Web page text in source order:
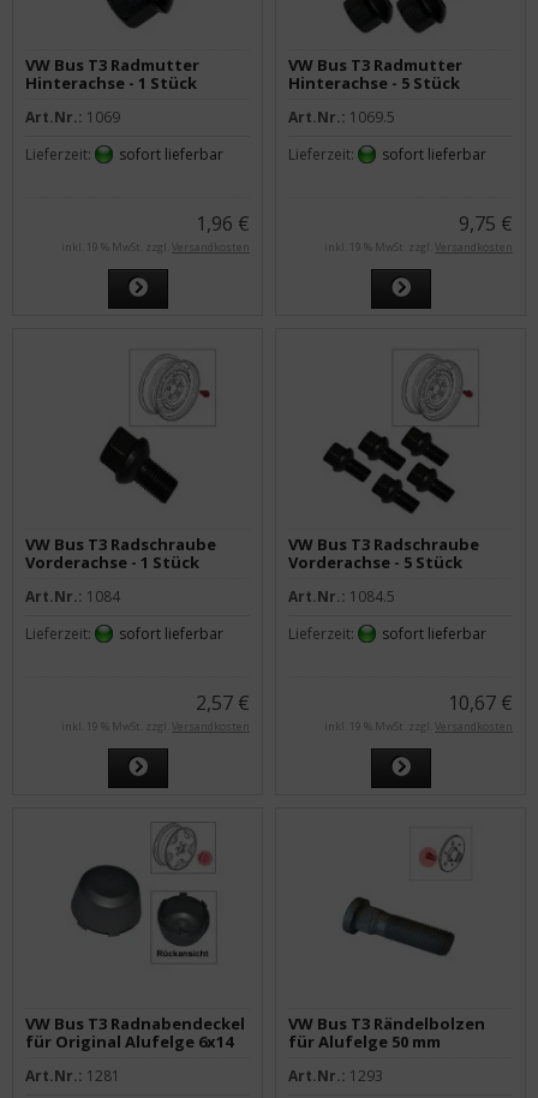
VW Bus T3 Radmutter
Hinterachse - 1 Stück
Art.Nr.: 1069
Lieferzeit:
sofort lieferbar
1,96 €
inkl. 19 % MwSt. zzgl. Versandkosten
VW Bus T3 Radmutter
Hinterachse - 5 Stück
Art.Nr.: 1069.5
Lieferzeit:
sofort lieferbar
9,75 €
inkl. 19 % MwSt. zzgl. Versandkosten
VW Bus T3 Radschraube
Vorderachse - 1 Stück
Art.Nr.: 1084
Lieferzeit:
sofort lieferbar
2,57 €
inkl. 19 % MwSt. zzgl. Versandkosten
VW Bus T3 Radschraube
Vorderachse - 5 Stück
Art.Nr.: 1084.5
Lieferzeit:
sofort lieferbar
10,67 €
inkl. 19 % MwSt. zzgl. Versandkosten
VW Bus T3 Radnabendeckel
für Original Alufelge 6x14
Art.Nr.: 1281
VW Bus T3 Rändelbolzen
für Alufelge 50 mm
Art.Nr.: 1293